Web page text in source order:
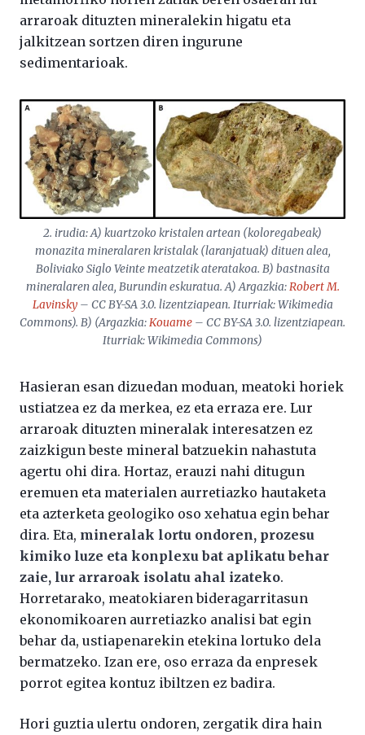
arraroak dituzten mineralekin higatu eta
jalkitzean sortzen diren ingurune
sedimentarioak.
2. irudia: A) kuartzoko kristalen artean (koloregabeak)
monazita mineralaren kristalak (laranjatuak) dituen alea,
Boliviako Siglo Veinte meatzetik ateratakoa. B) bastnasita
mineralaren alea, Burundin eskuratua. A) Argazkia:Robert M.
Lavinsky– CC BY-SA 3.0. lizentziapean. Iturriak: Wikimedia
Commons). B) (Argazkia:Kouame – CC BY-SA 3.0. lizentziapean.
Iturriak: Wikimedia Commons)
Hasieran esan dizuedan moduan, meatoki horiek
ustiatzea ez da merkea, ez eta erraza ere. Lur
arraroak dituzten mineralak interesatzen ez
zaizkigun beste mineral batzuekin nahastuta
agertu ohi dira. Hortaz, erauzi nahi ditugun
eremuen eta materialen aurretiazko hautaketa
eta azterketa geologiko oso xehatua egin behar
dira. Eta, mineralak lortu ondoren, prozesu
kimiko luze eta konplexu bat aplikatu behar
zaie, lur arraroak isolatu ahal izateko.
Horretarako, meatokiaren bideragarritasun
ekonomikoaren aurretiazko analisi bat egin
behar da, ustiapenarekin etekina lortuko dela
bermatzeko. Izan ere, oso erraza da enpresek
porrot egitea kontuz ibiltzen ez badira.
Hori guztia ulertu ondoren, zergatik dira hain